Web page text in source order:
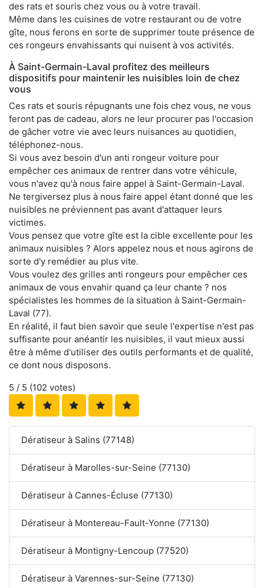
des rats et souris chez vous ou à votre travail.
Même dans les cuisines de votre restaurant ou de votre
gîte, nous ferons en sorte de supprimer toute présence de
ces rongeurs envahissants qui nuisent à vos activités.
À Saint-Germain-Laval profitez des meilleurs
dispositifs pour maintenir les nuisibles loin de chez
vous
Ces rats et souris répugnants une fois chez vous, ne vous
feront pas de cadeau, alors ne leur procurer pas l'occasion
de gâcher votre vie avec leurs nuisances au quotidien,
téléphonez-nous.
Si vous avez besoin d'un anti rongeur voiture pour
empêcher ces animaux de rentrer dans votre véhicule,
vous n'avez qu'à nous faire appel à Saint-Germain-Laval.
Ne tergiversez plus à nous faire appel étant donné que les
nuisibles ne préviennent pas avant d'attaquer leurs
victimes.
Vous pensez que votre gîte est la cible excellente pour les
animaux nuisibles ? Alors appelez nous et nous agirons de
sorte d'y remédier au plus vite.
Vous voulez des grilles anti rongeurs pour empêcher ces
animaux de vous envahir quand ça leur chante ? nos
spécialistes les hommes de la situation à Saint-Germain-
Laval (77).
En réalité, il faut bien savoir que seule l'expertise n'est pas
suffisante pour anéantir les nuisibles, il vaut mieux aussi
être à même d'utiliser des outils performants et de qualité,
ce dont nous disposons.
5 / 5 (102 votes)
Dératiseur à Salins (77148)
Dératiseur à Marolles-sur-Seine (77130)
Dératiseur à Cannes-Écluse (77130)
Dératiseur à Montereau-Fault-Yonne (77130)
Dératiseur à Montigny-Lencoup (77520)
Dératiseur à Varennes-sur-Seine (77130)